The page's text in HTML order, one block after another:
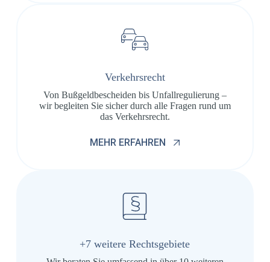
Verkehrsrecht
Von Bußgeldbescheiden bis Unfallregulierung –
wir begleiten Sie sicher durch alle Fragen rund um
das Verkehrsrecht.
MEHR ERFAHREN
+7 weitere Rechtsgebiete